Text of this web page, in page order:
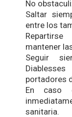
No
Saltar
entre los
mantener
Seguir
portadores
En caso
sanitaria.